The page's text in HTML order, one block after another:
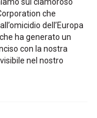
che
dell’Europa
ha generato un
con la nostra
nel nostro